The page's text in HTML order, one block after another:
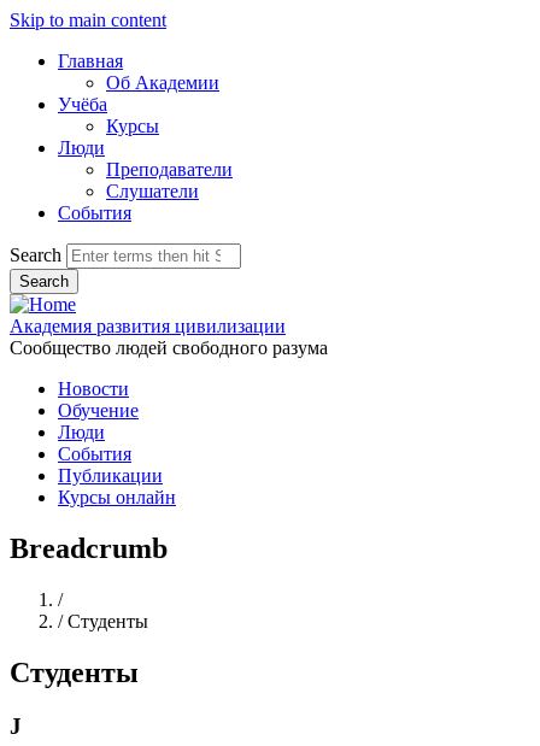
Skip to main content
Главная
Об Академии
Учёба
Курсы
Люди
Преподаватели
Слушатели
События
Search
Академия развития цивилизации
Сообщество людей свободного разума
Новости
Обучение
Люди
События
Публикации
Курсы онлайн
Breadcrumb
/Home
/ Студенты
Студенты
J